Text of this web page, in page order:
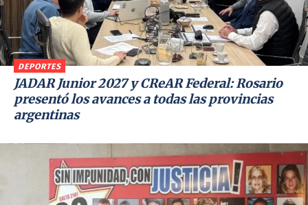
DEPORTES
JADAR Junior 2027 y CReAR Federal: Rosario
presentó los avances a todas las provincias
argentinas